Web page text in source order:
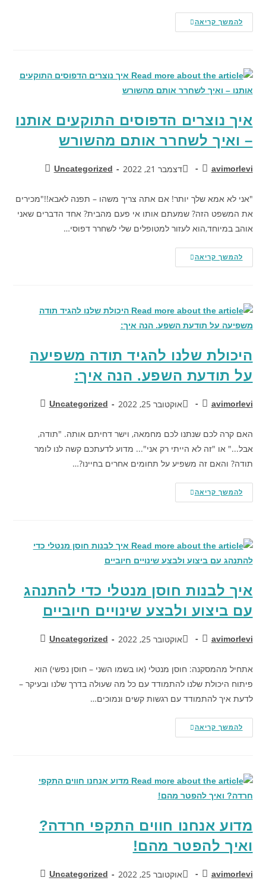
להמשך קריאה
איך נוצרים הדפוסים התוקעים אותנו
– ואיך לשחרר אותם מהשורש
avimorlevi דצמבר 21, 2022 Uncategorized
"אני לא אמא שלך יותר! אם אתה צריך משהו – תפנה לאבא!!"מכירים
את המשפט הזה? שמעתם אותו אי פעם מהבית? אחד הדברים שאני
אוהב במיוחד,הוא לעזור למטופלים שלי לשחרר דפוסי…
להמשך קריאה
היכולת שלנו להגיד תודה משפיעה
על תודעת השפע. הנה איך:
avimorlevi אוקטובר 25, 2022 Uncategorized
האם קרה לכם שנתנו לכם מחמאה, וישר דחיתם אותה. "תודה,
אבל..." או "זה לא הייתי רק אני"... מדוע לדעתכם קשה לנו לומר
תודה? והאם זה משפיע על תחומים אחרים בחיינו?…
להמשך קריאה
איך לבנות חוסן מנטלי כדי להתנהג
עם ביצוע ולבצע שינויים חיוביים
avimorlevi אוקטובר 25, 2022 Uncategorized
אתחיל מהמסקנה: חוסן מנטלי (או בשמו השני – חוסן נפשי) הוא
פיתוח היכולת שלנו להתמודד עם כל מה שעולה בדרך שלנו ובעיקר –
לדעת איך להתמודד עם רגשות קשים ונמוכים…
להמשך קריאה
מדוע אנחנו חווים התקפי חרדה?
ואיך להפטר מהם!
avimorlevi אוקטובר 25, 2022 Uncategorized